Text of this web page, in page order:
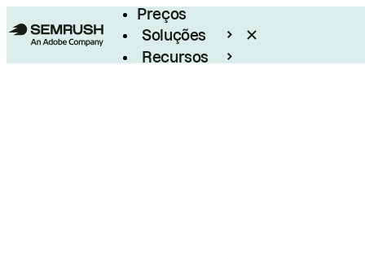
Preços
Soluções
Recursos